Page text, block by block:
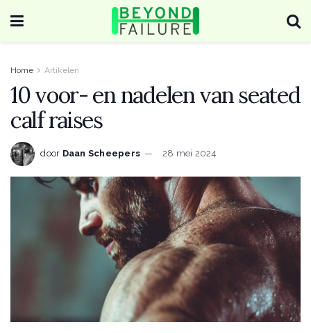
Home Artikelen
10 voor- en nadelen van seated
calf raises
door Daan Scheepers 28 mei 2024